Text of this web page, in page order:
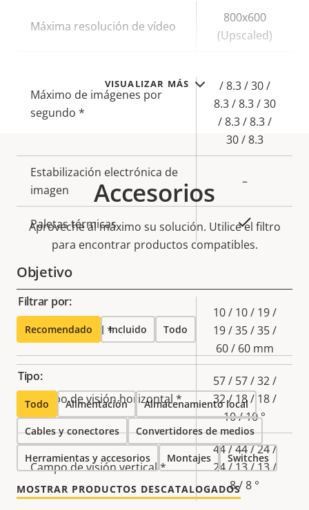
VISUALIZAR MÁS
de
la
Máxima resolución de vídeo
800x600
(Upscaled)
Máximo de imágenes por
segundo *
/ 8.3 / 30 /
8.3 / 8.3 / 30
/ 8.3 / 8.3 /
30 / 8.3
Estabilización electrónica de
imagen
–
Paletas térmicas Sí
Objetivo
Descripción
de
Valor de
la
Longitud focal *
10 / 10 / 19 /
19 / 35 / 35 /
60 / 60 mm
Campo de visión horizontal *
57 / 57 / 32 /
32 / 18 / 18 /
10 / 10 °
Campo de visión vertical *
44 / 44 / 24 /
24 / 13 / 13 /
8 / 8 °
Accesorios
Aproveche al máximo su solución. Utilice el filtro
para encontrar productos compatibles.
Filtrar por:
Recomendado Incluido Todo
Tipo:
Todo Alimentación Almacenamiento local
Cables y conectores Convertidores de medios
Herramientas y accesorios Montajes Switches
MOSTRAR PRODUCTOS DESCATALOGADOS